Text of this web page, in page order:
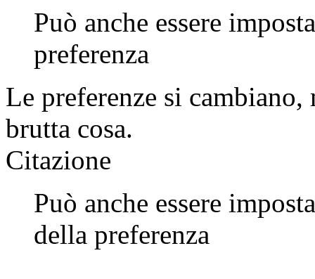
Può anche essere
preferenza
Le preferenze si
brutta cosa.
Citazione
Può anche essere
della preferenza